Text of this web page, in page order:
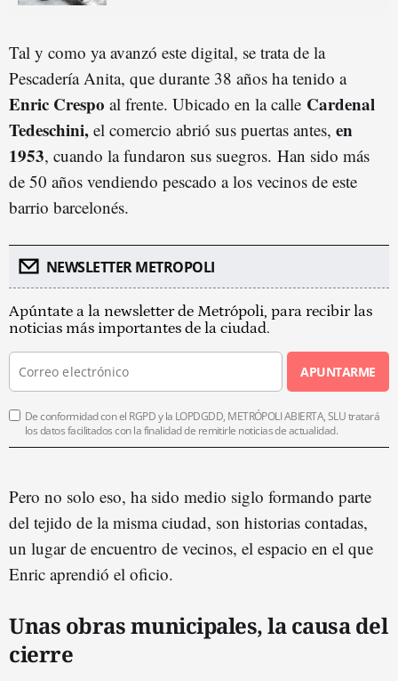
Tal y como ya avanzó este digital, se trata de la
Pescadería Anita, que durante 38 años ha tenido a
Enric Crespo al frente. Ubicado en la calle Cardenal
Tedeschini, el comercio abrió sus puertas antes, en
1953, cuando la fundaron sus suegros. Han sido más
de 50 años vendiendo pescado a los vecinos de este
barrio barcelonés.
NEWSLETTER METROPOLI
Apúntate a la newsletter de Metrópoli, para recibir las
noticias más importantes de la ciudad.
APUNTARME
De conformidad con el RGPD y la LOPDGDD, METRÓPOLI ABIERTA, SLU tratará
los datos facilitados con la finalidad de remitirle noticias de actualidad.
Pero no solo eso, ha sido medio siglo formando parte
del tejido de la misma ciudad, son historias contadas,
un lugar de encuentro de vecinos, el espacio en el que
Enric aprendió el oficio.
Unas obras municipales, la causa del
cierre